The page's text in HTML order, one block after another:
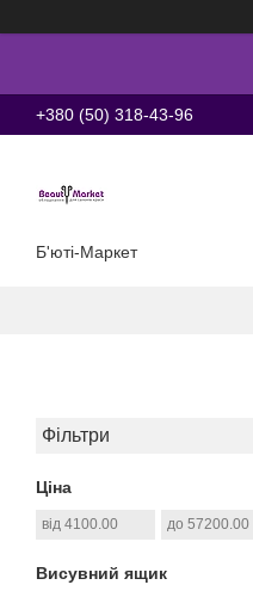
+380 (50) 318-43-96
Б'юті-Маркет
Фільтри
Ціна
Висувний ящик